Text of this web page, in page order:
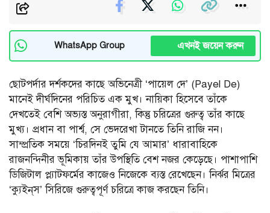
WhatsApp Group এখনই জয়েন করুন
ছোটপর্দার দর্শকদের কাছে অভিনেত্রী ‘পায়েল দে’ (Payel De)
মানেই দীর্ঘদিনের পরিচিত এক মুখ। নায়িকা হিসেবে তাঁকে
দেখতেই বেশি অভ্যস্ত অনুরাগীরা, কিন্তু চরিত্রের গুরুত্ব তাঁর কাছে
মুখ্য। প্রধান বা পার্শ্ব, সে ভেদরেখা টানতে তিনি রাজি নন।
সাম্প্রতিক সময়ে ‘চিরদিনই তুমি যে আমার’ ধারাবাহিকে
রাজনন্দিনীর ভূমিকায় তাঁর উপস্থিতি বেশ নজর কেড়েছে। পাশাপাশি
ডিজিটাল প্ল্যাটফর্মের কাজেও নিজেকে ব্যস্ত রেখেছেন। নির্ঝর মিত্রের
‘ক্যুইন্‌স’ সিরিজে গুরুত্বপূর্ণ চরিত্রে কাজ করছেন তিনি।